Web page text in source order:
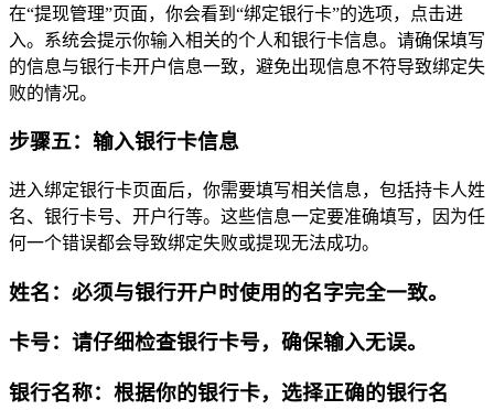
在“提现管理”页面，你会看到“绑定银行卡”的选项，点击进
入。系统会提示你输入相关的个人和银行卡信息。请确保填写
的信息与银行卡开户信息一致，避免出现信息不符导致绑定失
败的情况。
步骤五：输入银行卡信息
进入绑定银行卡页面后，你需要填写相关信息，包括持卡人姓
名、银行卡号、开户行等。这些信息一定要准确填写，因为任
何一个错误都会导致绑定失败或提现无法成功。
姓名：必须与银行开户时使用的名字完全一致。
卡号：请仔细检查银行卡号，确保输入无误。
银行名称：根据你的银行卡，选择正确的银行名